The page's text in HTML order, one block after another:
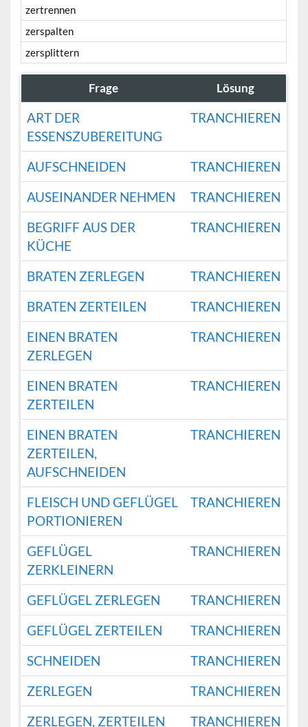
zertrennen
zerspalten
zersplittern
Frage Lösung
ART DER
ESSENSZUBEREITUNG
TRANCHIEREN
AUFSCHNEIDEN
TRANCHIEREN
AUSEINANDER NEHMEN
TRANCHIEREN
BEGRIFF AUS DER
KÜCHE
TRANCHIEREN
BRATEN ZERLEGEN
TRANCHIEREN
BRATEN ZERTEILEN
TRANCHIEREN
EINEN BRATEN
ZERLEGEN
TRANCHIEREN
EINEN BRATEN
ZERTEILEN
TRANCHIEREN
EINEN BRATEN
ZERTEILEN,
AUFSCHNEIDEN
TRANCHIEREN
FLEISCH UND GEFLÜGEL
PORTIONIEREN
TRANCHIEREN
GEFLÜGEL
ZERKLEINERN
TRANCHIEREN
GEFLÜGEL ZERLEGEN
TRANCHIEREN
GEFLÜGEL ZERTEILEN
TRANCHIEREN
SCHNEIDEN
TRANCHIEREN
ZERLEGEN
TRANCHIEREN
ZERLEGEN, ZERTEILEN
TRANCHIEREN